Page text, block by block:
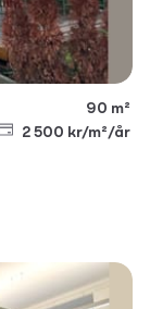
90 m²
2 500 kr/m²/år